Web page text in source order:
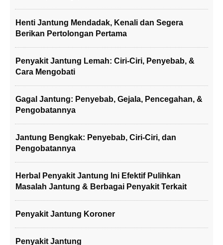
Henti Jantung Mendadak, Kenali dan Segera
Berikan Pertolongan Pertama
Penyakit Jantung Lemah: Ciri-Ciri, Penyebab, &
Cara Mengobati
Gagal Jantung: Penyebab, Gejala, Pencegahan, &
Pengobatannya
Jantung Bengkak: Penyebab, Ciri-Ciri, dan
Pengobatannya
Herbal Penyakit Jantung Ini Efektif Pulihkan
Masalah Jantung & Berbagai Penyakit Terkait
Penyakit Jantung Koroner
Penyakit Jantung